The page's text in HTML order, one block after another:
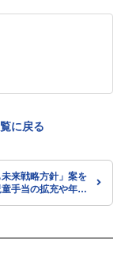
に戻る
未来戦略方針」案を
手当の拡充や年収